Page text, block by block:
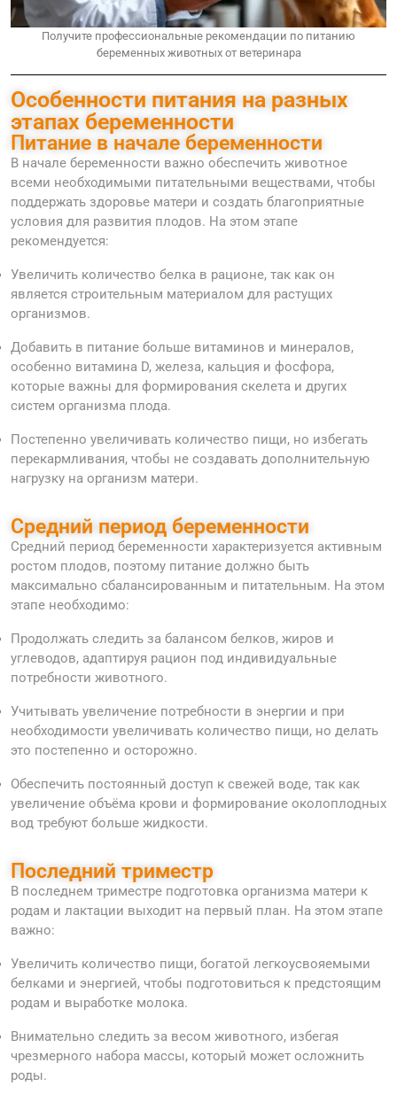
Получите профессиональные рекомендации по питанию
беременных животных от ветеринара
Особенности питания на разных
этапах беременности
Питание в начале беременности
В начале беременности важно обеспечить животное
всеми необходимыми питательными веществами, чтобы
поддержать здоровье матери и создать благоприятные
условия для развития плодов. На этом этапе
рекомендуется:
Увеличить количество белка в рационе, так как он
является строительным материалом для растущих
организмов.
Добавить в питание больше витаминов и минералов,
особенно витамина D, железа, кальция и фосфора,
которые важны для формирования скелета и других
систем организма плода.
Постепенно увеличивать количество пищи, но избегать
перекармливания, чтобы не создавать дополнительную
нагрузку на организм матери.
Средний период беременности
Средний период беременности характеризуется активным
ростом плодов, поэтому питание должно быть
максимально сбалансированным и питательным. На этом
этапе необходимо:
Продолжать следить за балансом белков, жиров и
углеводов, адаптируя рацион под индивидуальные
потребности животного.
Учитывать увеличение потребности в энергии и при
необходимости увеличивать количество пищи, но делать
это постепенно и осторожно.
Обеспечить постоянный доступ к свежей воде, так как
увеличение объёма крови и формирование околоплодных
вод требуют больше жидкости.
Последний триместр
В последнем триместре подготовка организма матери к
родам и лактации выходит на первый план. На этом этапе
важно:
Увеличить количество пищи, богатой легкоусвояемыми
белками и энергией, чтобы подготовиться к предстоящим
родам и выработке молока.
Внимательно следить за весом животного, избегая
чрезмерного набора массы, который может осложнить
роды.